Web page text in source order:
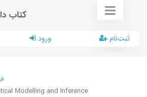
کتاب
ورود ثبت‌نام
Modelling and Inference